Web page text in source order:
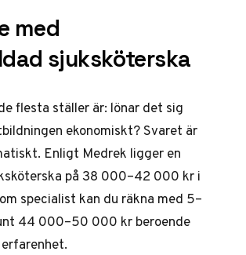
med
sjuksköterska
flesta ställer är: lönar det sig
ekonomiskt? Svaret är
Enligt Medrek ligger en
på 38 000–42 000 kr i
specialist kan du räkna med 5–
44 000–50 000 kr beroende